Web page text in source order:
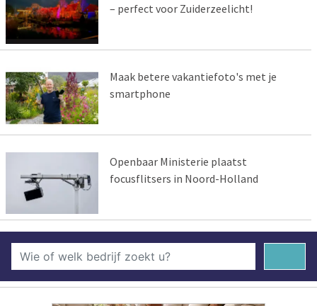
– perfect voor Zuiderzeelicht!
Maak betere vakantiefoto's met je
smartphone
Openbaar Ministerie plaatst
focusflitsers in Noord-Holland